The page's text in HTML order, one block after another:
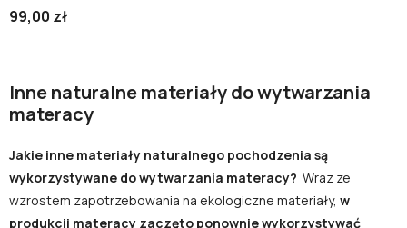
99,00 zł
Inne naturalne materiały do wytwarzania
materacy
Jakie inne materiały naturalnego pochodzenia są
wykorzystywane do wytwarzania materacy? Wraz ze
wzrostem zapotrzebowania na ekologiczne materiały, w
produkcji materacy zaczęto ponownie wykorzystywać